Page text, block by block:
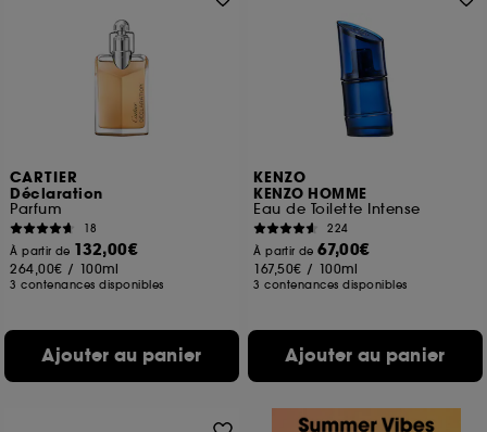
CARTIER
Déclaration
Parfum
18
À partir de 132,00€
264,00€ / 100ml
3 contenances disponibles
Ajouter au panier
KENZO
KENZO HOMME
Eau de Toilette Intense
224
À partir de67,00€
167,50€ / 100ml
3 contenances disponibles
Ajouter au panier